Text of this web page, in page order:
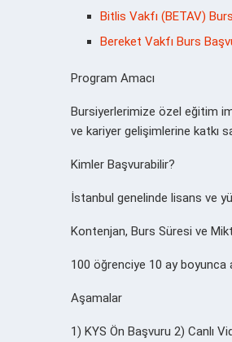
Bitlis Vakfı (BETAV)
Bereket Vakfı Burs
Program Amacı
Bursiyerlerimize özel eğitim
ve kariyer gelişimlerine katkı
Kimler Başvurabilir?
İstanbul genelinde lisans ve
Kontenjan, Burs Süresi ve
100 öğrenciye 10 ay boyunca
Aşamalar
1) KYS Ön Başvuru 2) Canlı